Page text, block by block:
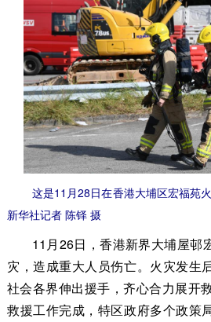
这是11月28日在香港大埔区宏福苑
新华社记者 陈铎 摄
11月26日，香港新界大埔屋邨
灾，造成重大人员伤亡。火灾发生
社会各界伸出援手，齐心合力展开
救援工作完成，特区政府多个政策